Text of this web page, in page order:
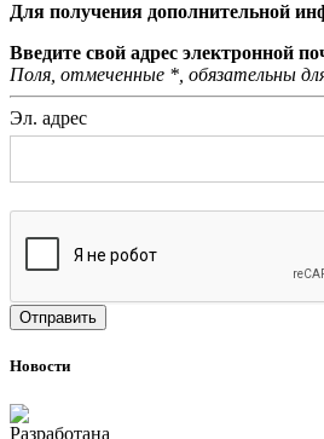
Для получения дополнительной
Введите свой адрес электронной
Поля, отмеченные * , обязательны
Эл. адрес
Отправить
Новости